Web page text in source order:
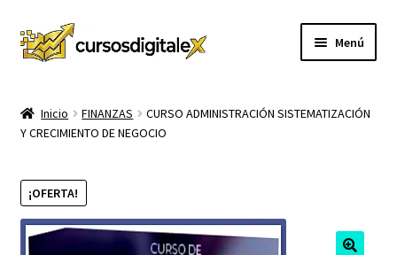
Ir
a
Ir
al
Menú
TIENDA
CURSOS
hijo
MEMBRESIA
Inicio FINANZAS
CURSO ADMINISTRACIÓN SISTEMATIZACIÓN
Y CRECIMIENTO DE NEGOCIO
¡OFERTA!